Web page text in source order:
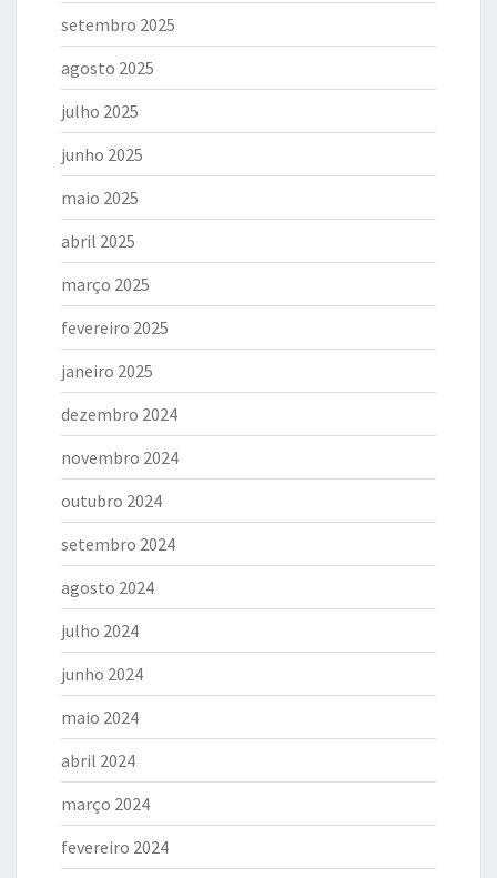
setembro 2025
agosto 2025
julho 2025
junho 2025
maio 2025
abril 2025
março 2025
fevereiro 2025
janeiro 2025
dezembro 2024
novembro 2024
outubro 2024
setembro 2024
agosto 2024
julho 2024
junho 2024
maio 2024
abril 2024
março 2024
fevereiro 2024